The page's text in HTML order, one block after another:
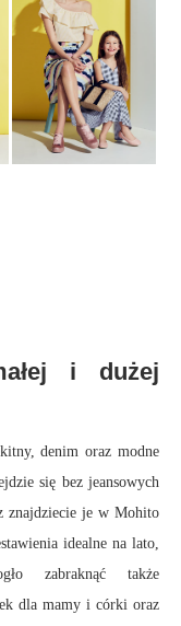
i dużej
denim oraz modne
się bez jeansowych
znajdziecie je w Mohito
idealne na lato,
zabraknąć także
dla mamy i córki oraz